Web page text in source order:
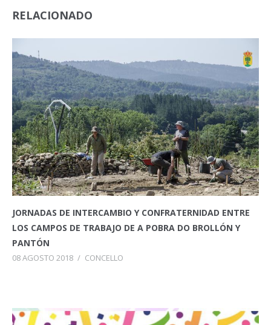
RELACIONADO
JORNADAS DE INTERCAMBIO Y CONFRATERNIDAD ENTRE
LOS CAMPOS DE TRABAJO DE A POBRA DO BROLLÓN Y
PANTÓN
08 AGOSTO 2018 / CONCELLO